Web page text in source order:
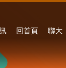
回首頁 聯大